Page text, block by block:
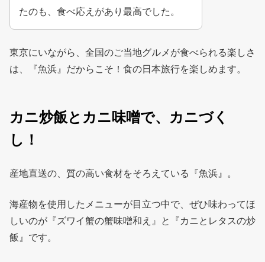
たのも、食べ応えがあり最高でした。
東京にいながら、全国のご当地グルメが食べられる楽しさ
は、『魚浜』だからこそ！食の日本旅行を楽しめます。
カニ炒飯とカニ味噌で、カニづく
し！
産地直送の、質の高い食材をそろえている『魚浜』。
海産物を使用したメニューが目立つ中で、ぜひ味わってほ
しいのが『ズワイ蟹の蟹味噌和え』と『カニとレタスの炒
飯』です。